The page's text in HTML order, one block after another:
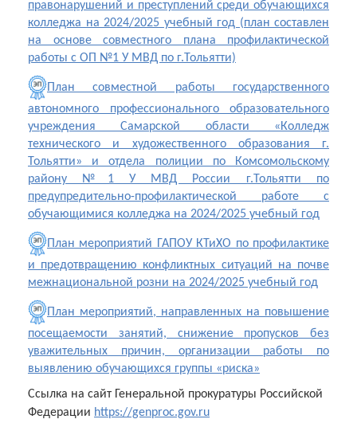
правонарушений и преступлений среди обучающихся
колледжа на 2024/2025 учебный год (план составлен
на основе совместного плана профилактической
работы с ОП №1 У МВД по г.Тольятти)
План совместной работы государственного
автономного профессионального образовательного
учреждения Самарской области «Колледж
технического и художественного образования г.
Тольятти» и отдела полиции по Комсомольскому
району №1 У МВД России г.Тольятти по
предупредительно-профилактической работе с
обучающимися колледжа на 2024/2025 учебный год
План мероприятий ГАПОУ КТиХО по профилактике
и предотвращению конфликтных ситуаций на почве
межнациональной розни на 2024/2025 учебный год
План мероприятий, направленных на повышение
посещаемости занятий, снижение пропусков без
уважительных причин, организации работы по
выявлению обучающихся группы «риска»
Ссылка на сайт Генеральной прокуратуры Российской
Федерации https://genproc.gov.ru